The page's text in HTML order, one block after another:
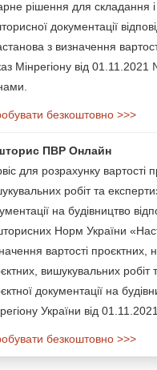
рішення для складання і
документації
з визначення
Мінрегіону від 01.11.2021
безкоштовно >>>
ПВР Онлайн
для розрахунку вартості
робіт та
на будівництво
Норм України
вартості проєктних,
вишукувальних робіт
документації на
України від
безкоштовно >>>